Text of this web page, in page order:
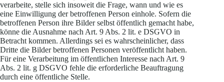
verarbeite, stelle sich insoweit die Frage, wann und wie es
eine Einwilligung der betroffenen Person einhole. Sofern die
betroffenen Person ihre Bilder selbst öffentlich gemacht habe,
könne die Ausnahme nach Art. 9 Abs. 2 lit. e DSGVO in
Betracht kommen. Allerdings sei es wahrscheinlicher, dass
Dritte die Bilder betroffenen Personen veröffentlicht haben.
Für eine Verarbeitung im öffentlichen Interesse nach Art. 9
Abs. 2 lit. g DSGVO fehle die erforderliche Beauftragung
durch eine öffentliche Stelle.